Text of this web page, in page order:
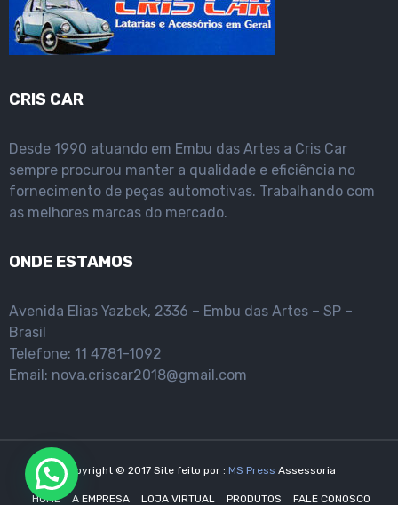
CRIS CAR
Desde 1990 atuando em Embu das Artes a Cris Car
sempre procurou manter a qualidade e eficiência no
fornecimento de peças automotivas. Trabalhando com
as melhores marcas do mercado.
ONDE ESTAMOS
Avenida Elias Yazbek, 2336 – Embu das Artes – SP –
Brasil
Telefone: 11 4781-1092
Email: nova.criscar2018@gmail.com
Copyright © 2017 Site feito por : MS Press Assessoria
HOME A EMPRESA LOJA VIRTUAL PRODUTOS FALE CONOSCO